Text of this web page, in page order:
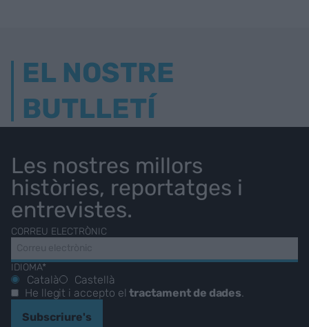
EL NOSTRE
BUTLLETÍ
Les nostres millors
històries, reportatges i
entrevistes.
CORREU ELECTRÒNIC
IDIOMA*
Català
Castellà
He llegit i accepto eltractament de dades
Subscriure's